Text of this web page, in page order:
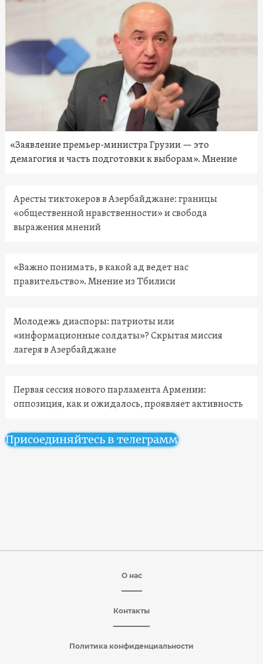
«Заявление премьер-министра Грузии — это
демагогия и часть подготовки к выборам». Мнение
Аресты тиктокеров в Азербайджане: границы
«общественной нравственности» и свобода
выражения мнений
«Важно понимать, в какой ад ведет нас
правительство». Мнение из Тбилиси
Молодежь диаспоры: патриоты или
«информационные солдаты»? Скрытая миссия
лагеря в Азербайджане
Первая сессия нового парламента Армении:
оппозиция, как и ожидалось, проявляет активность
Присоединяйтесь в телеграмм
О нас
Контакты
Политика конфиденциальности